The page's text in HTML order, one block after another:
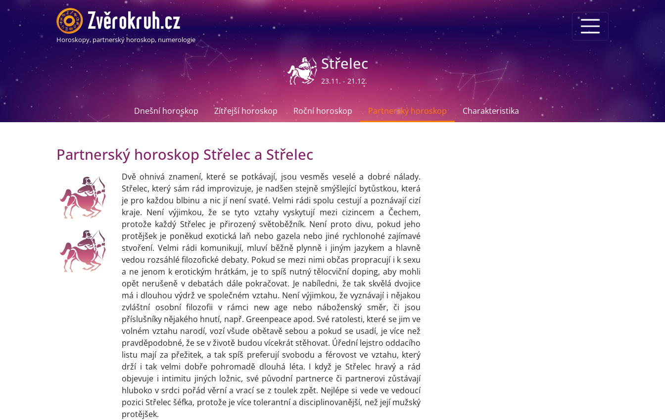
Horoskopy, partnerský horoskop, numerologie
Střelec
23.11. - 21.12.
Dnešní horoskop Zítřejší horoskop Roční horoskop Partnerský horoskop Charakteristika
Partnerský horoskop Střelec a Střelec
Dvě ohnivá znamení, které se potkávají, jsou vesměs veselé a dobré nálady.
Střelec, který sám rád improvizuje, je nadšen stejně smýšlející bytůstkou, která
je pro každou blbinu a nic jí není svaté. Velmi rádi spolu cestují a poznávají cizí
kraje. Není výjimkou, že se tyto vztahy vyskytují mezi cizincem a Čechem,
protože každý Střelec je přirozený světoběžník. Není proto divu, pokud jeho
protějšek je poněkud exotická laň nebo gazela nebo jiné rychlonohé zajímavé
stvoření. Velmi rádi komunikují, mluví běžně plynně i jiným jazykem a hlavně
vedou rozsáhlé filozofické debaty. Pokud se mezi nimi občas propracují i k sexu
a ne jenom k erotickým hrátkám, je to spíš nutný tělocviční doping, aby mohli
opět nerušeně v debatách dále pokračovat. Je nabíledni, že tak skvělá dvojice
má i dlouhou výdrž ve společném vztahu. Není výjimkou, že vyznávají i nějakou
zvláštní osobní filozofii v rámci new age nebo náboženský směr, či jsou
příslušníky nějakého hnutí, např. Greenpeace apod. Své ratolesti, které se jim ve
volném vztahu narodí, vozí všude obětavě sebou a pokud se usadí, je více než
pravděpodobné, že se v životě budou vícekrát stěhovat. Úřední lejstro oddacího
listu mají za přežitek, a tak spíš preferují svobodu a férovost ve vztahu, který
drží i tak velmi dobře pohromadě dlouhá léta. I když je Střelec hravý a rád
objevuje i intimitu jiných ložnic, své původní partnerce či partnerovi zůstávají
hluboko v srdci pořád věrní a vrací se z toulek zpět. Nejlépe si vede ve vedoucí
pozici Střelec šéfka, protože je více tolerantní a disciplinovanější, než její mužský
protějšek.